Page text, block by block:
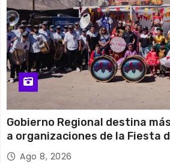
Gobierno Regional destina
a organizaciones de la Fiesta
Tarapacá
Ago 8, 2026